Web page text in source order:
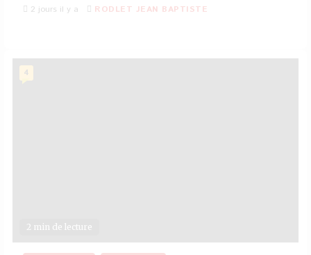
2 jours il y a RODLET JEAN BAPTISTE
2 min de lecture
4